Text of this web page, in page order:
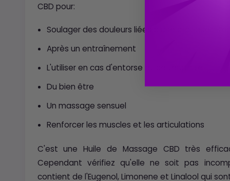
CBD pour:
Soulager des douleurs liées à une pratique
Après un entraînement
L'utiliser en cas d'entorse et de tendinite
Du bien être
Un massage sensuel
Renforcer les muscles et les articulations
C'est une Huile de Massage CBD très
Cependant vérifiez qu'elle ne soit pas
contient de l'Eugenol, Limonene et Linalool qui